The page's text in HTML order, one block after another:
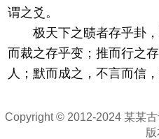
谓之爻。
极天下之赜者存乎卦，
而裁之存乎变；推而行之
人；默而成之，不言而信，
Copyright © 2012-2024 某某
版